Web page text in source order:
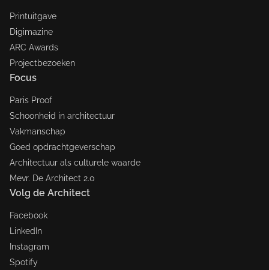
Printuitgave
Digimazine
ARC Awards
Projectbezoeken
Focus
Paris Proof
Schoonheid in architectuur
Vakmanschap
Goed opdrachtgeverschap
Architectuur als culturele waarde
Mevr. De Architect 2.0
Volg de Architect
Facebook
LinkedIn
Instagram
Spotify